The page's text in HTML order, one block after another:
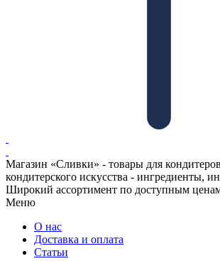
Магазин «Сливки» - товары для
кондитерского искусства - ингредиенты,
Широкий ассортимент по доступным
Меню
О нас
Доставка и оплата
Статьи